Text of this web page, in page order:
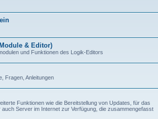
& Editor)
und Funktionen des Logik-Editors
Fragen, Anleitungen
Funktionen wie die Bereitstellung von Updates, für das
Server im Internet zur Verfügung, die zusammengefasst